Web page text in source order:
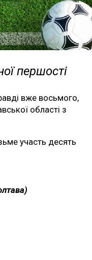
першості
вже восьмого,
області з
участь десять